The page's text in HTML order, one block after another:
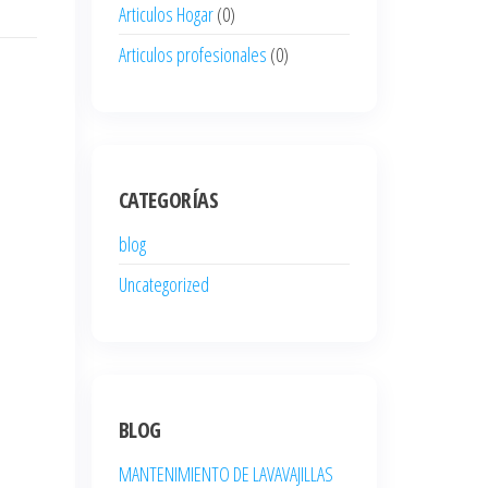
Articulos Hogar(0)
Articulos profesionales (0)
CATEGORÍAS
blog
Uncategorized
BLOG
MANTENIMIENTO DE LAVAVAJILLAS